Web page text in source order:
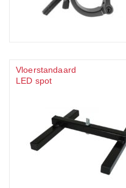
Vloerstandaard
LED spot